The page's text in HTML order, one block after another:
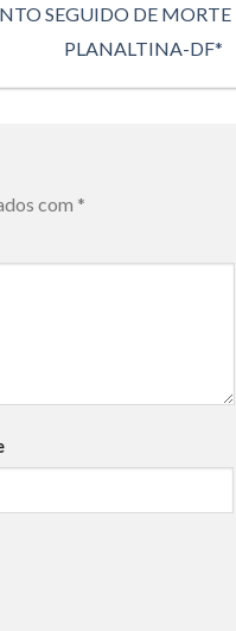
SEGUIDO DE MORTE
PLANALTINA-DF*
com *